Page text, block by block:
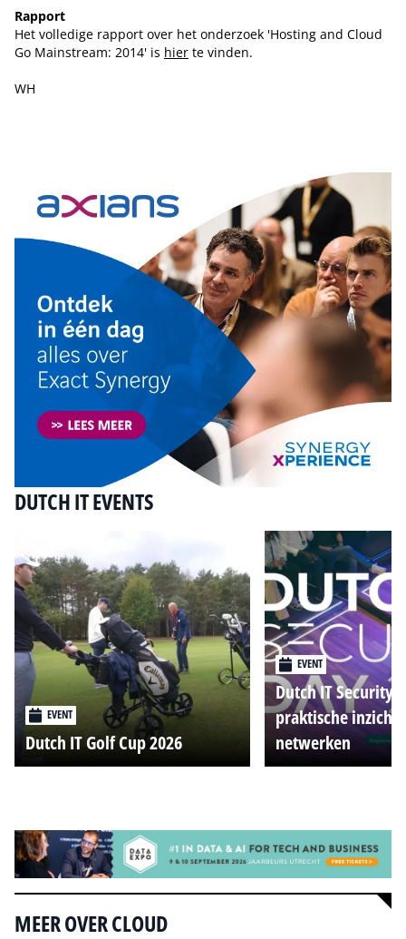
Rapport
Het volledige rapport over het onderzoek 'Hosting and Cloud
Go Mainstream: 2014' is hier te vinden.
WH
DUTCH IT EVENTS
EVENT
Dutch IT Golf Cup 2026
EVENT
Dutch IT Security
praktische
netwerken
MEER OVER CLOUD